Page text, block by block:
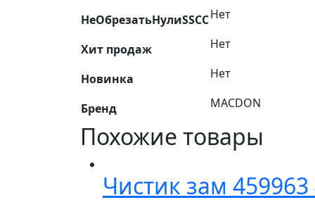
НеОбрезатьНулиSSCCНет
Хит продаж Нет
Новинка Нет
Бренд MACDON
Похожие товары
Чистик зам 459963